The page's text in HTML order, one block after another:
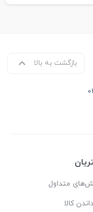
بازگشت به بالا
متداول
کالا